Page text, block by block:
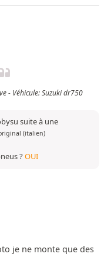
- Véhicule: Suzuki dr750
suite à une
(italien)
?OUI
je ne monte que des